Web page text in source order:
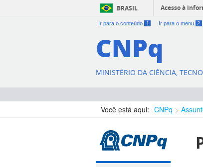
BRASIL Acesso à
Ir para o conteúdo 1 Ir para o menu 2
CNPq
MINISTÉRIO DA CIÊNCIA,
Você está aqui: CNPq